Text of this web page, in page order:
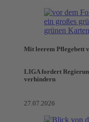
Mit leerem Pflegebett
LIGA fordert
verhindern
27.07.2026